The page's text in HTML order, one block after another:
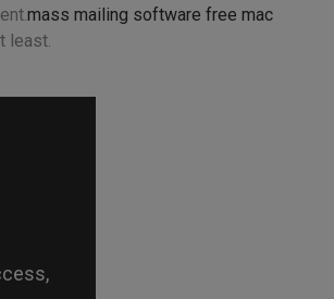
mass mailing software free mac
least.